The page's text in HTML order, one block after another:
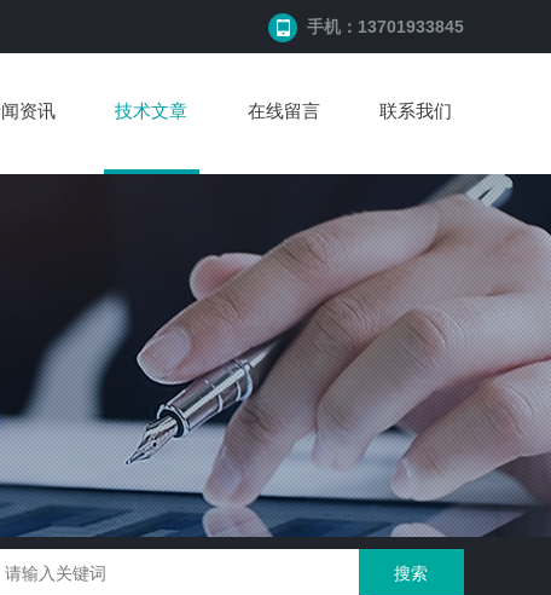
手机：13701933845
资讯 技术文章 在线留言 联系我们